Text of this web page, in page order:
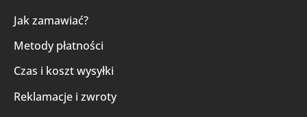
Jak zamawiać?
Metody płatności
Czas i koszt wysyłki
Reklamacje i zwroty